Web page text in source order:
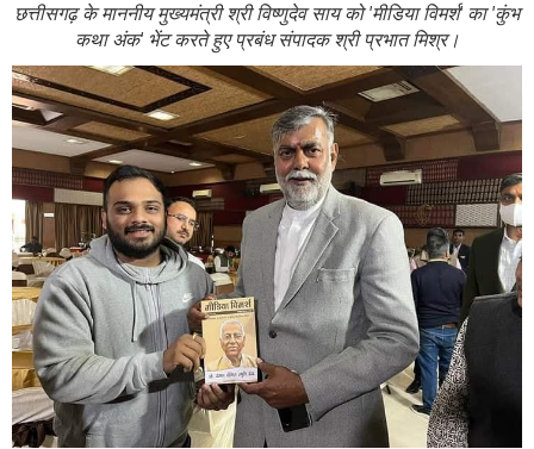
छत्तीसगढ़ के माननीय मुख्यमंत्री श्री विष्णुदेव साय को 'मीडिया विमर्श' का 'कुंभ
कथा अंक' भेंट करते हुए प्रबंध संपादक श्री प्रभात मिश्र।